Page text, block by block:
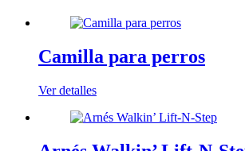
Camilla para perros
Ver detalles